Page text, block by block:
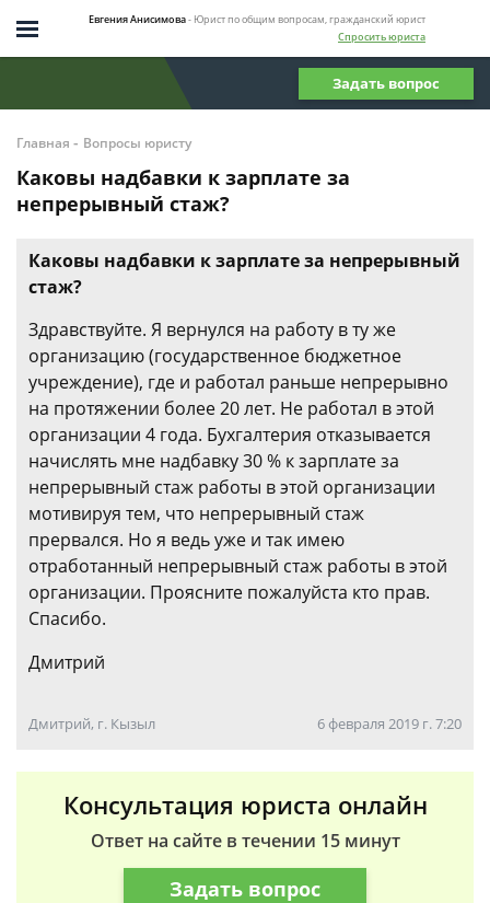
Евгения Анисимова- Юрист по общим вопросам, гражданский юрист
Спросить юриста
Задать вопрос
Главная - Вопросы юристу
Каковы надбавки к зарплате за
непрерывный стаж?
Каковы надбавки к зарплате за непрерывный
стаж?
Здравствуйте. Я вернулся на работу в ту же
организацию (государственное бюджетное
учреждение), где и работал раньше непрерывно
на протяжении более 20 лет. Не работал в этой
организации 4 года. Бухгалтерия отказывается
начислять мне надбавку 30 % к зарплате за
непрерывный стаж работы в этой организации
мотивируя тем, что непрерывный стаж
прервался. Но я ведь уже и так имею
отработанный непрерывный стаж работы в этой
организации. Проясните пожалуйста кто прав.
Спасибо.
Дмитрий
Дмитрий, г. Кызыл 6 февраля 2019 г. 7:20
Консультация юриста онлайн
Ответ на сайте в течении 15 минут
Задать вопрос